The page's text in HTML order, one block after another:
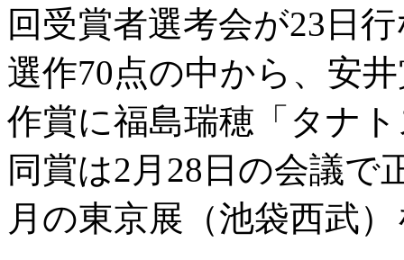
回受賞者選考会が23日
選作70点の中から、安
作賞に福島瑞穂「タナ
同賞は2月28日の会議で
月の東京展（池袋西武